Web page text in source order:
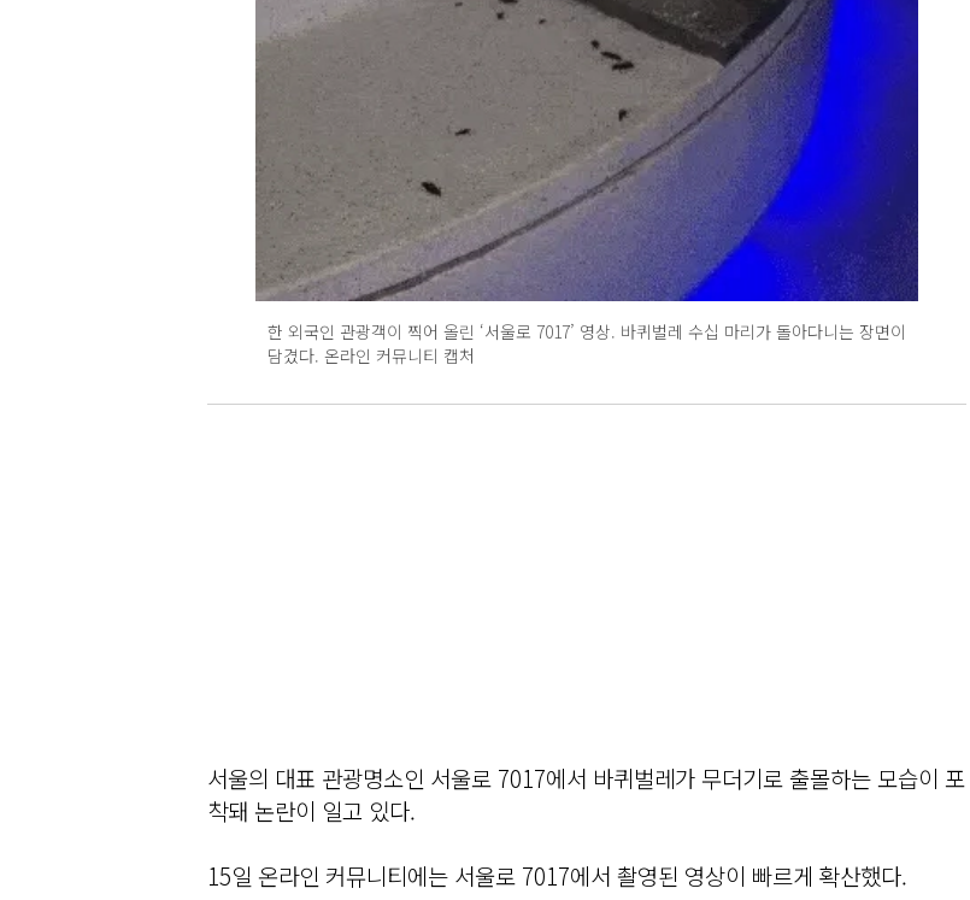
한 외국인 관광객이 찍어 올린 ‘서울로 7017’ 영상. 바퀴벌레 수십 마리가 돌아다니는 장면이
담겼다. 온라인 커뮤니티 캡처
서울의 대표 관광명소인 서울로 7017에서 바퀴벌레가 무더기로 출몰하는 모습이 포
착돼 논란이 일고 있다.
15일 온라인 커뮤니티에는 서울로 7017에서 촬영된 영상이 빠르게 확산했다.